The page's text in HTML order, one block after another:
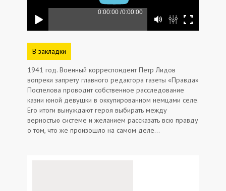
В закладки
1941 год. Военный корреспондент Петр Лидов
вопреки запрету главного редактора газеты «Правда»
Поспелова проводит собственное расследование
казни юной девушки в оккупированном немцами селе.
Его итоги вынуждают героя выбирать между
верностью системе и желанием рассказать всю правду
о том, что же произошло на самом деле…